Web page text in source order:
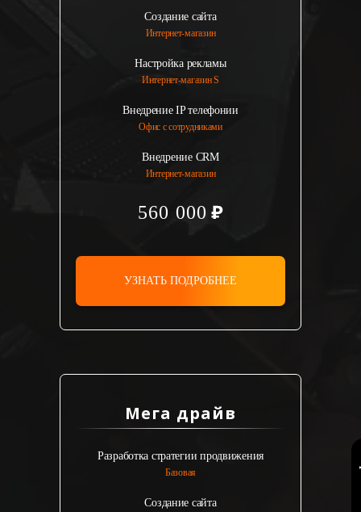
Создание сайта
Интернет-магазин
Настройка рекламы
Интернет-магазин S
Внедрение IP телефонии
Офис с сотрудниками
Внедрение CRM
Интернет-магазин
560 000
УЗНАТЬ ПОДРОБНЕЕ
Мега драйв
Разработка стратегии продвижения
Базовая
Создание сайта